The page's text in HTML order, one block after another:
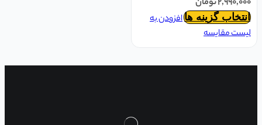
انتخاب گزینه هاافزودن به
لیست مقایسه